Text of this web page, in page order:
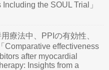
the SOUL Trial」
療法中、PPIの有効性、
Comparative effectiveness
after myocardial
Insights from a